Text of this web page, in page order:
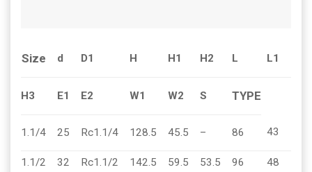
Size d D1 H H1 H2 L L1
H3 E1 E2 W1 W2 S TYPE
1.1/4 25 Rc1.1/4 128.5 45.5 – 86 43
1.1/2 32 Rc1.1/2 142.5 59.5 53.5 96 48